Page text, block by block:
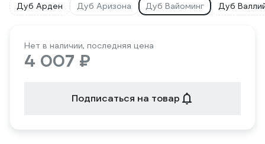
Дуб Арден
Дуб Аризона Дуб Вайоминг Дуб
Нет в наличии, последняя цена
4 007 ₽
Подписаться на товар